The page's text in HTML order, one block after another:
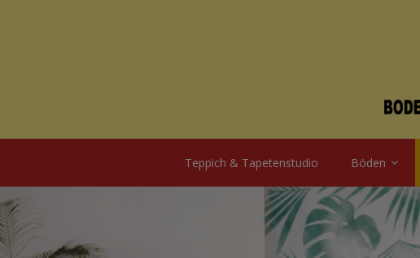
Teppich & Tapetenstudio Böden